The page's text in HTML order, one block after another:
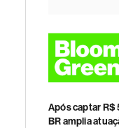
Após captar R$
BR amplia